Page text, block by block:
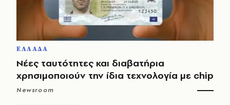
ΕΛΛΑΔΑ
Νέες ταυτότητες και διαβατήρια
χρησιμοποιούν την ίδια τεχνολογία με chip
Newsroom